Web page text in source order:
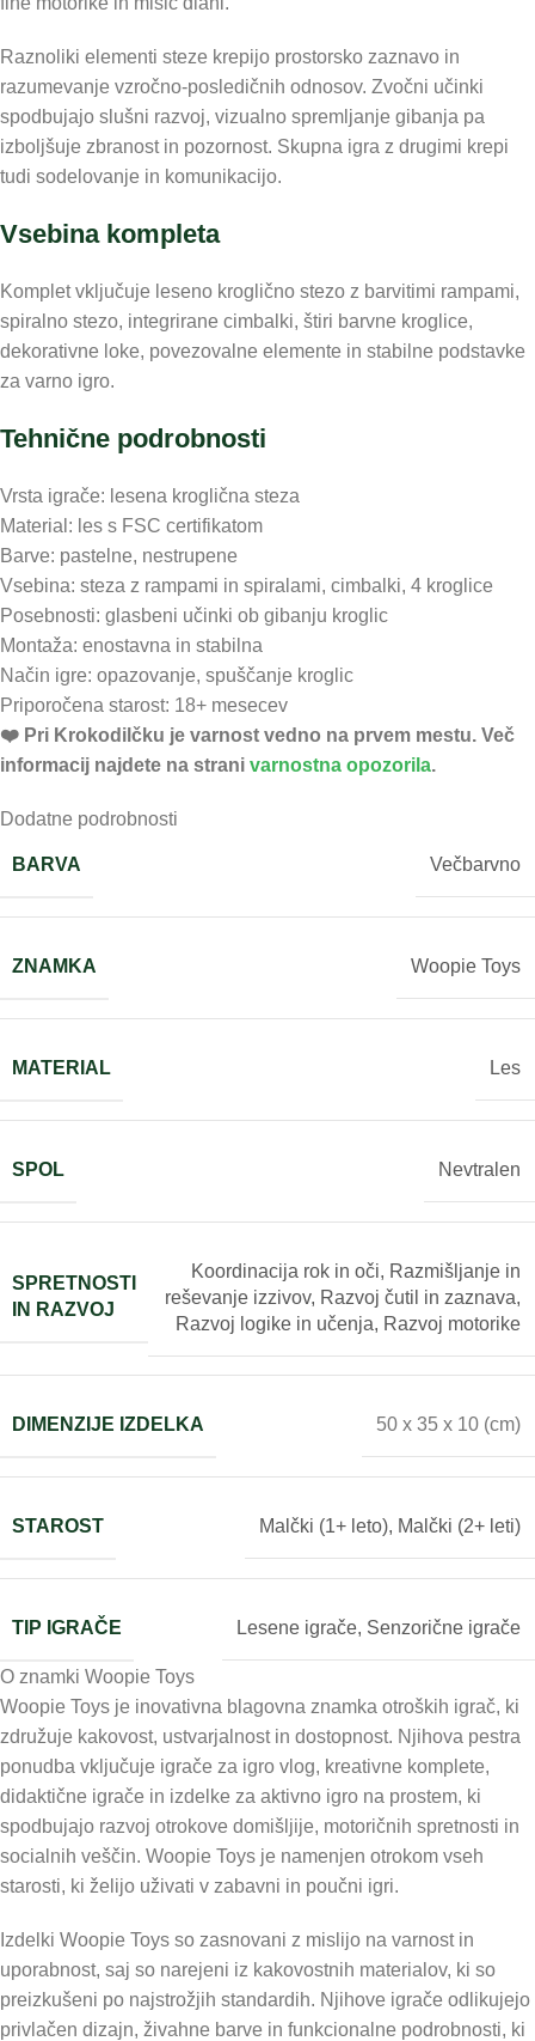
Raznoliki elementi steze krepijo prostorsko zaznavo in
razumevanje vzročno-posledičnih odnosov. Zvočni učinki
spodbujajo slušni razvoj, vizualno spremljanje gibanja pa
izboljšuje zbranost in pozornost. Skupna igra z drugimi krepi
tudi sodelovanje in komunikacijo.
Vsebina kompleta
Komplet vključuje leseno kroglično stezo z barvitimi rampami,
spiralno stezo, integrirane cimbalki, štiri barvne kroglice,
dekorativne loke, povezovalne elemente in stabilne podstavke
za varno igro.
Tehnične podrobnosti
Vrsta igrače: lesena kroglična steza
Material: les s FSC certifikatom
Barve: pastelne, nestrupene
Vsebina: steza z rampami in spiralami, cimbalki, 4 kroglice
Posebnosti: glasbeni učinki ob gibanju kroglic
Montaža: enostavna in stabilna
Način igre: opazovanje, spuščanje kroglic
Priporočena starost: 18+ mesecev
❤️ ️Pri Krokodilčku je varnost vedno na prvem mestu. Več
informacij najdete na strani varnostna opozorila.
Dodatne podrobnosti
BARVA Večbarvno
ZNAMKA Woopie Toys
MATERIAL Les
SPOL Nevtralen
SPRETNOSTI
IN RAZVOJ
Koordinacija rok in oči, Razmišljanje in
reševanje izzivov, Razvoj čutil in zaznava,
Razvoj logike in učenja, Razvoj motorike
DIMENZIJE IZDELKA 50 x 35 x 10 (cm)
STAROST Malčki (1+ leto), Malčki (2+ leti)
TIP IGRAČE Lesene igrače, Senzorične igrače
O znamki Woopie Toys
Woopie Toys je inovativna blagovna znamka otroških igrač, ki
združuje kakovost, ustvarjalnost in dostopnost. Njihova pestra
ponudba vključuje igrače za igro vlog, kreativne komplete,
didaktične igrače in izdelke za aktivno igro na prostem, ki
spodbujajo razvoj otrokove domišljije, motoričnih spretnosti in
socialnih veščin. Woopie Toys je namenjen otrokom vseh
starosti, ki želijo uživati v zabavni in poučni igri.
Izdelki Woopie Toys so zasnovani z mislijo na varnost in
uporabnost, saj so narejeni iz kakovostnih materialov, ki so
preizkušeni po najstrožjih standardih. Njihove igrače odlikujejo
privlačen dizajn, živahne barve in funkcionalne podrobnosti, ki